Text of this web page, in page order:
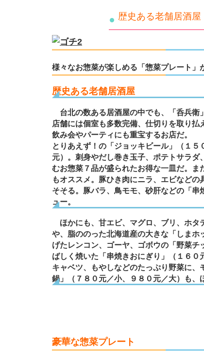
歴史ある老舗居酒屋
様々なお惣菜が楽しめる「惣菜プレート」
歴史ある老舗居酒屋
台北の数ある居酒屋の中でも、「呑兵衛
店舗には個室も多数完備、仕切りを取り
飲み会やパーティにも重宝するお店だ。
とりあえず！の「ジョッキビール」（１
元）。刺身やだし巻き玉子、ポテトサラ
むお惣菜７品が盛られたお得な一皿だ。ま
もオススメ。豚ひき肉にニラ、エビなど
そそる。豚バラ、鳥モモ、砂肝などの「
ュー。
ほかにも、甘エビ、マグロ、ブリ、ホタ
や、脂ののった北海道産の大きな「しま
げたレンコン、ゴーヤ、ゴボウの「野菜
ばしく焼いた「串焼きおにぎり」（１６０
キャベツ、もやしなどのたっぷり野菜に
鍋」（７８０元／小、９８０元／大）も、
豪華な惣菜プレート